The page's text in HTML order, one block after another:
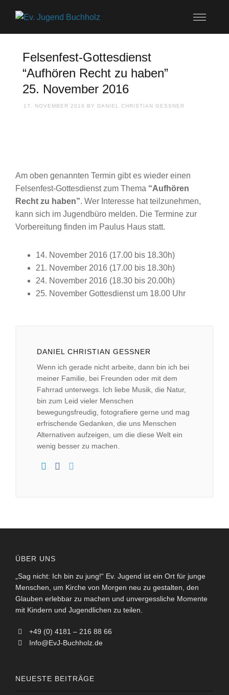
Felsenfest-Gottesdienst
“Aufhören Recht zu haben”
25. November 2016
17. NOVEMBER 2016 BY DANIEL CHRISTIAN GESSNER
Am oben genannten Termin gibt es wieder einen
Felsenfest-Gottesdienst zum Thema “Aufhören
Recht zu haben”. Wer Interesse hat teilzunehmen,
kann sich im Jugendbüro melden. Die Termine zur
Vorbereitung finden im Paulus Haus statt.
14. November 2016 (17.00 bis 18.30h)
21. November 2016 (17.00 bis 18.30h)
24. November 2016 (18.30 bis 20.00h)
25. November Gottesdienst um 18.00 Uhr
DANIEL CHRISTIAN GESSNER
Wenn ich gerade nicht arbeite, dann bin ich bei
meiner Familie, bei Freunden oder mit dem
Fahrrad unterwegs. Ich liebe Musik, die Natur,
bin zum Leid vieler Menschen
bewegungsfreudig, fotografiere gerne und mag
erfrischende Gedanken, die uns Menschen
Alternativen aufzeigen, um die diese Welt ein
wenig besser zu machen.
ÜBER UNS
„Sag nicht: Ich bin zu jung!“ Ev. Jugend ist ein Ort für junge
Menschen, um Kirche von Morgen neu zu gestalten, den
Glauben erlebbar zu machen und unvergessliche Momente
mit Kindern und Jugendlichen zu teilen.
+49 (0) 4181 – 216 88 66
Info@EvJ-Buchholz.de
NEUESTE BEITRÄGE